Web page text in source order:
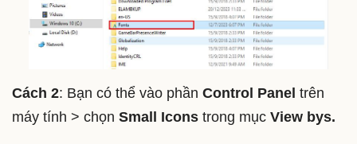
Cách 2: Bạn có thể vào phần Control Panel trên
máy tính > chọn Small Icons trong mục View bys.